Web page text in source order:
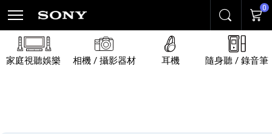
搜尋 購物
0
家庭視聽娛樂 相機 / 攝影器材 耳機 隨身聽 / 錄音筆